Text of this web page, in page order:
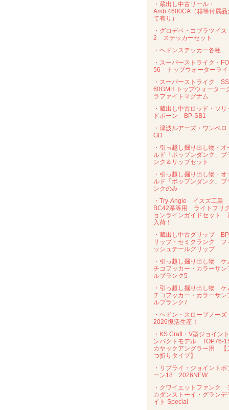
・蔵出し中古リール・
Amb.4600CA（箱等付属品
て有り）
・グロデベ・コブラツイス
2 ステッカーセット
・ヘドンステッカー各種
・スーパーストライク・
56 トップウォーターライ
・スーパーストライク
60GMH トップウォーター
ラファイトマグナム
・蔵出し中古ロッド・ソリ
ドボーン BP-SB1
・津波ルアーズ・ワンペロ
GD
・引っ越し掘り出し物・オ
ルド「ポップンダンク」ブ
ンク＆リップセット
・引っ越し掘り出し物・オ
ルド「ポップンダンク」ブ
ンクのみ
・Try-Angle イスズ工業
BC42系等用 ライトフリ
ョンラインガイドセット
入荷！
・蔵出し中古グリップ
リップ・セミクランク フ
ッシュテールグリップ
・引っ越し掘り出し物 ケ
チコフッカー・カラーサン
ルブランク5
・引っ越し掘り出し物 ケ
チコフッカー・カラーサン
ルブランク7
・ヘドン・スロープノーズ
2026復活生産！
・KS Craft・V型ジョイン
ンパクトモデル TOP76-
カヤックアングラー用 【
つ折りタイプ】
・リプライ・ジョイントボ
ーン18 2026NEW
・クワイエットファンク
カダンストーイ・グランデ
イト Special